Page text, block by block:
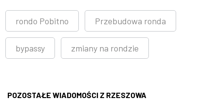
rondo Pobitno Przebudowa ronda
bypassy zmiany na rondzie
POZOSTAŁE WIADOMOŚCI Z RZESZOWA